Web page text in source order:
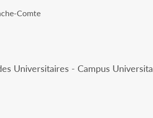
Comte
Universitaires - Campus